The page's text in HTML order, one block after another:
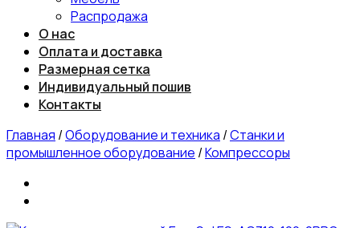
Распродажа
О нас
Оплата и доставка
Размерная сетка
Индивидуальный пошив
Контакты
Главная /Оборудование и техника /Станки и
промышленное оборудование /Компрессоры